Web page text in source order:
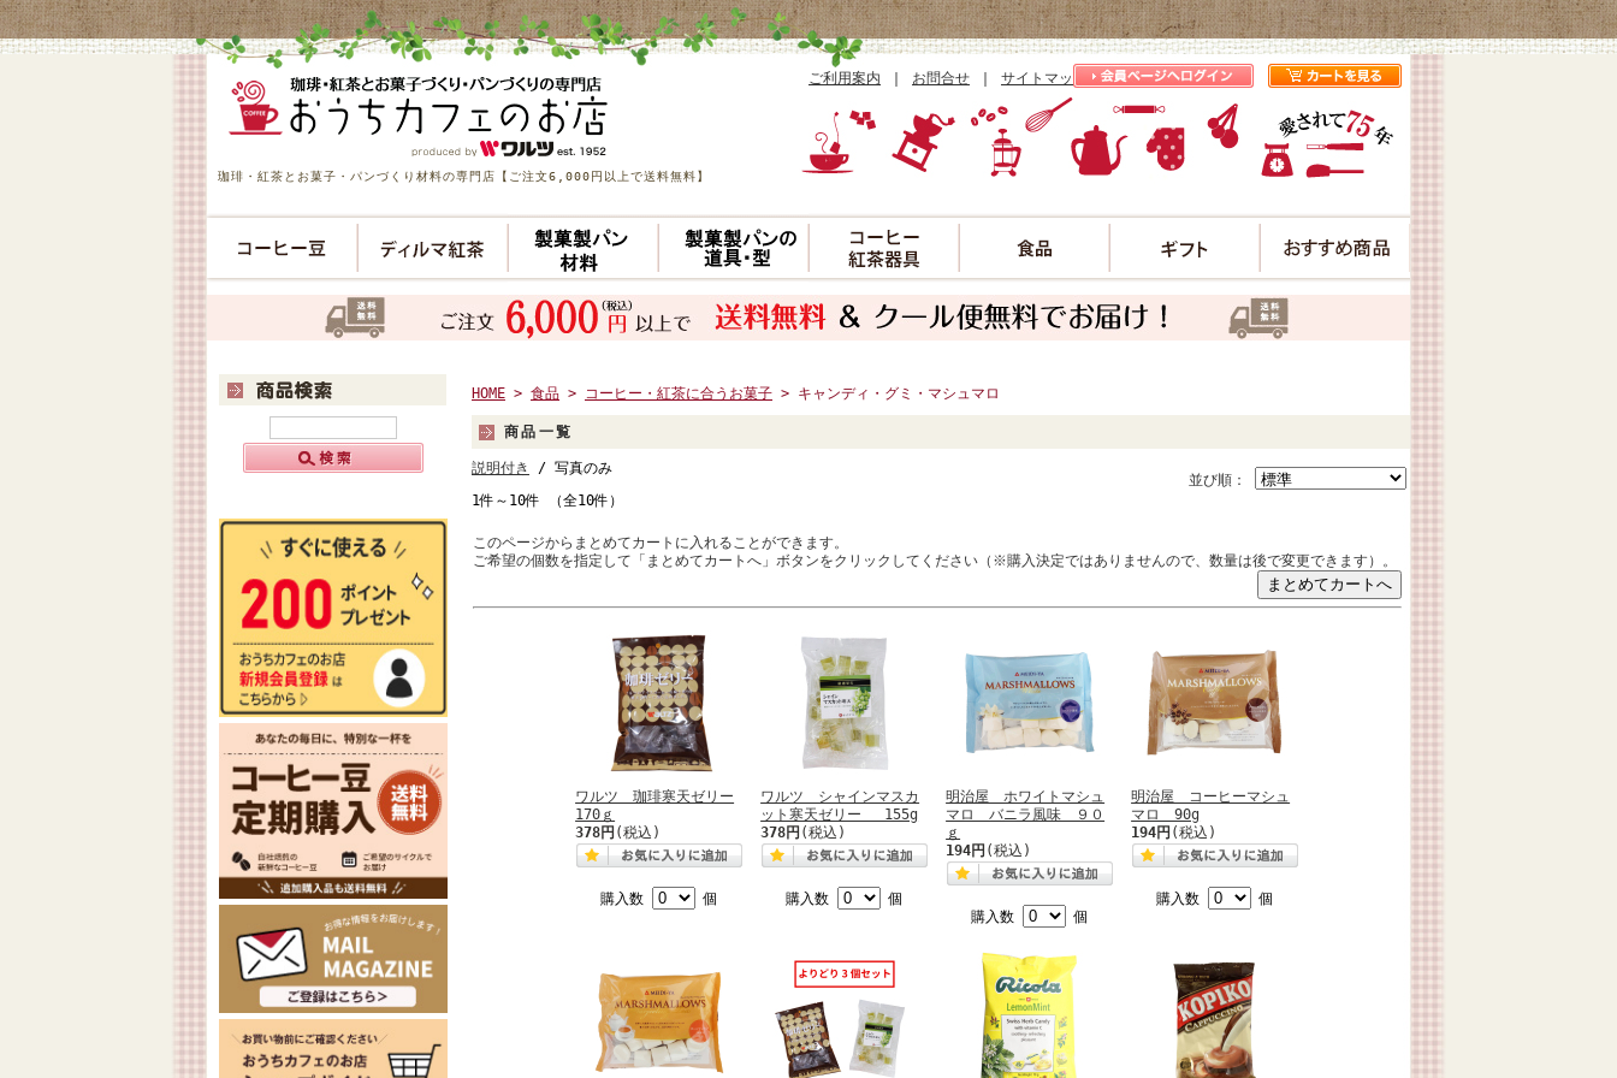
珈琲・紅茶とお菓子・パンづくり材料の専門店【ご注文6,000円以上で送料無料】
ご利用案内 お問合せ サイトマップ
HOME > 食品 > コーヒー・紅茶に合うお菓子 > キャンディ・グミ・マシュマロ
商品一覧
並び順：
説明付き
/ 写真のみ
1件～10件 （全10件）
このページからまとめてカートに入れることができます。
ご希望の個数を指定して「まとめてカートへ」ボタンをクリックしてください（※購入決定ではありませんので、数量は後で変更できます）。
ワルツ 珈琲寒天ゼリー
170ｇ
378円 (税込)
購入数 個
ワルツ シャインマスカ
ット寒天ゼリー 155g
378円 (税込)
購入数 個
明治屋 ホワイトマシュ
マロ バニラ風味 ９０
ｇ
194円 (税込)
購入数 個
明治屋 コーヒーマシュ
マロ 90g
194円 (税込)
購入数 個